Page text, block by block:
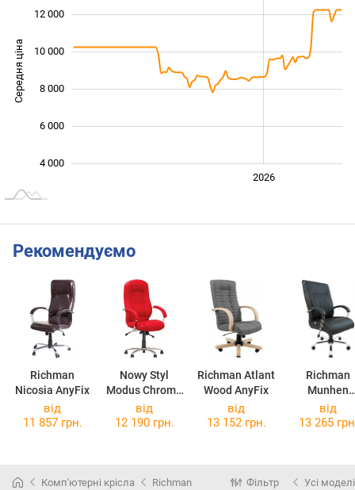
Середня ціна
4 000
6 000
8 000
10 000
12 000
2026
Рекомендуємо
Richman
Nicosia AnyFix
Nowy Styl
Modus Chrome
Anyfix
Richman Atlant
Wood AnyFix
Richman
Munhen
Chrome
від
11 857 грн.
від
12 190 грн.
від
13 152 грн.
від
13 265
Комп'ютерні крісла Richman Фільтр Усі моделі